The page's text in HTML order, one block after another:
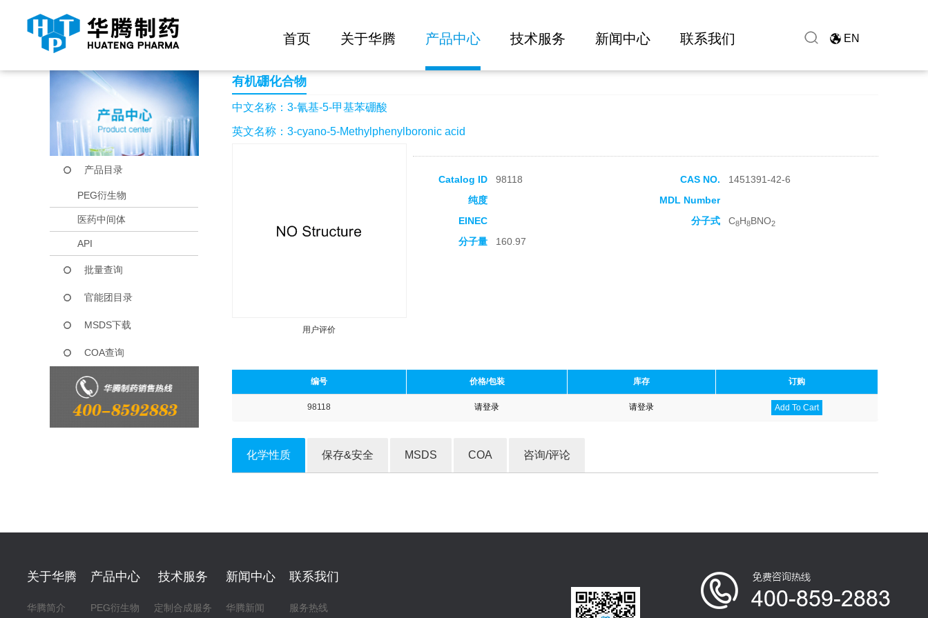
首页 关于华腾 产品中心 技术服务 新闻中心 联系我们 EN
当前位置： 首页 产品中心 3-氰基-5-甲基苯硼酸
产品目录
PEG衍生物
医药中间体
API
批量查询
官能团目录
MSDS下载
COA查询
有机硼化合物
中文名称：3-氰基-5-甲基苯硼酸
英文名称：3-cyano-5-Methylphenylboronic acid
用户评价
Catalog ID 98118 CAS NO.
1451391-42-6
纯度
MDL Number
EINEC
分子式 C8H8BNO2
分子量 160.97
编号 价格/包装 库存 订购
98118 请登录 请登录 Add To Cart
化学性质 保存&安全 MSDS COA 咨询/评论
关于华腾
华腾简介
产品中心
PEG衍生物
技术服务
定制合成服务
新闻中心
华腾新闻
联系我们
服务热线